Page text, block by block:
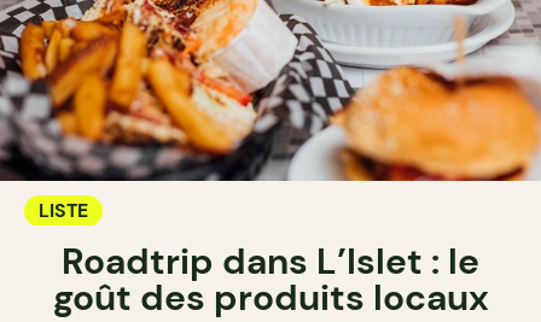
LISTE
Roadtrip dans L’Islet : le
goût des produits locaux